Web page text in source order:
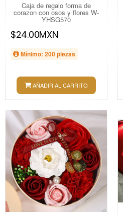
Caja de regalo forma de
corazon con osos y flores W-
YHSG570
$24.00MXN
Mínimo: 200 piezas
AÑADIR AL CARRITO